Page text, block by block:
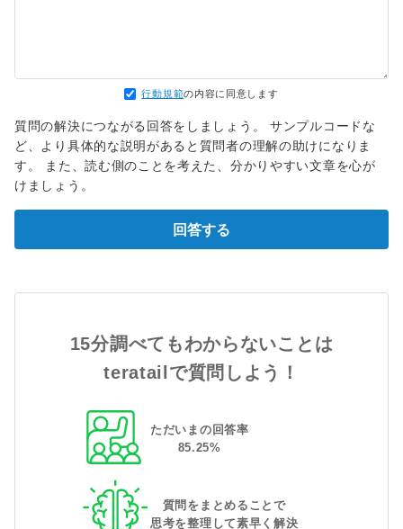
行動規範の内容に同意します
質問の解決につながる回答をしましょう。 サンプルコードな
ど、より具体的な説明があると質問者の理解の助けになりま
す。 また、読む側のことを考えた、分かりやすい文章を心が
けましょう。
回答する
15分調べてもわからないことは
teratailで質問しよう！
ただいまの回答率
85.25%
質問をまとめることで
思考を整理して素早く解決